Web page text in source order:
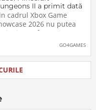
II a primit dată
lansare. Când îl vom
juca
cadrul Xbox Game
2026 nu putea
Minecraft Dungeons II,
pe lângă un nou
de lansare. Astfel,
se vor putea
în Minecraft
Minecraft
GO4GAMES